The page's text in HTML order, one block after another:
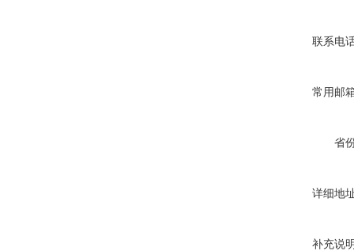
联系电
常用邮
省
详细地
补充说